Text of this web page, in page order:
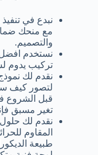
نبدع في
مع منحك
والتصميم.
نستخدم افضل
تركيب يدوم
نقدم لك
لتصور كيف
قبل الشروع
تغير مسبق
نقدم لك
المقاوم
طبيعة